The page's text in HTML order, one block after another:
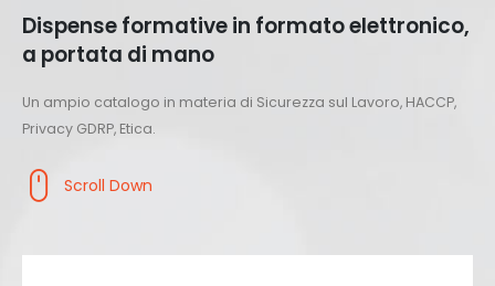
Dispense formative in formato elettronico,
a portata di mano
Un ampio catalogo in materia di Sicurezza sul Lavoro, HACCP,
Privacy GDRP, Etica.
Scroll Down